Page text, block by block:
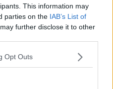
This information may
parties on the IAB’s List of
further disclose it to other
Opt Outs